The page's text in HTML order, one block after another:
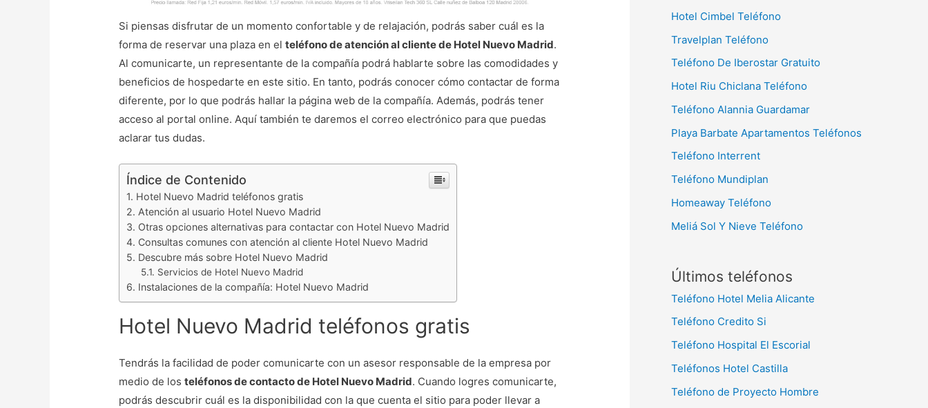
Si piensas disfrutar de un momento confortable y de relajación, podrás saber cuál es la
forma de reservar una plaza en elteléfono de atención al cliente de Hotel Nuevo Madrid.
Al comunicarte, un representante de la compañía podrá hablarte sobre las comodidades y
beneficios de hospedarte en este sitio. En tanto, podrás conocer cómo contactar de forma
diferente, por lo que podrás hallar la página web de la compañía. Además, podrás tener
acceso al portal online. Aquí también te daremos el correo electrónico para que puedas
aclarar tus dudas.
Índice de Contenido
Hotel Nuevo Madrid teléfonos gratis
Atención al usuario Hotel Nuevo Madrid
Otras opciones alternativas para contactar con Hotel Nuevo Madrid
Consultas comunes con atención al cliente Hotel Nuevo Madrid
Descubre más sobre Hotel Nuevo Madrid
Servicios de Hotel Nuevo Madrid
Instalaciones de la compañía: Hotel Nuevo Madrid
Hotel Nuevo Madrid teléfonos gratis
Tendrás la facilidad de poder comunicarte con un asesor responsable de la empresa por
medio de losteléfonos de contacto de Hotel Nuevo Madrid. Cuando logres comunicarte,
podrás descubrir cuál es la disponibilidad con la que cuenta el sitio para poder llevar a
Hotel Cimbel Teléfono
Travelplan Teléfono
Teléfono De Iberostar Gratuito
Hotel Riu Chiclana Teléfono
Teléfono Alannia Guardamar
Playa Barbate Apartamentos Teléfonos
Teléfono Interrent
Teléfono Mundiplan
Homeaway Teléfono
Meliá Sol Y Nieve Teléfono
Últimos teléfonos
Teléfono Hotel Melia Alicante
Teléfono Credito Si
Teléfono Hospital El Escorial
Teléfonos Hotel Castilla
Teléfono de Proyecto Hombre